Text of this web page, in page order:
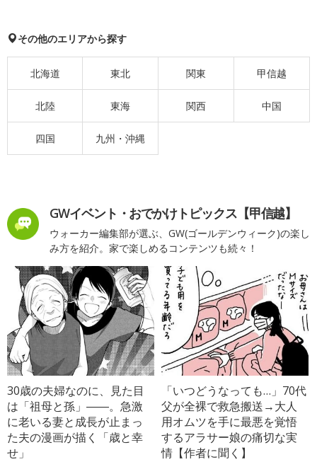
その他のエリアから探す
北海道 東北 関東 甲信越
北陸 東海 関西 中国
四国 九州・沖縄
GWイベント・おでかけトピックス【甲信越】
ウォーカー編集部が選ぶ、GW(ゴールデンウィーク)の楽し
み方を紹介。家で楽しめるコンテンツも続々！
30歳の夫婦なのに、見た目
は「祖母と孫」――。急激
に老いる妻と成長が止まっ
た夫の漫画が描く「歳と幸
せ」
「いつどうなっても…」70代
父が全裸で救急搬送→大人
用オムツを手に最悪を覚悟
するアラサー娘の痛切な実
情【作者に聞く】